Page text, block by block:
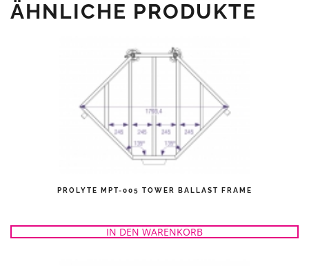
ÄHNLICHE PRODUKTE
PROLYTE MPT-005 TOWER BALLAST FRAME
IN DEN WARENKORB